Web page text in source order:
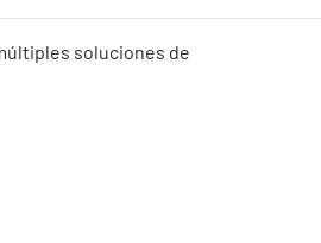
soluciones de